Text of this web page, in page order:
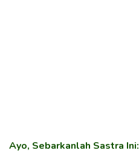
Ayo, Sebarkanlah Sastra Ini: